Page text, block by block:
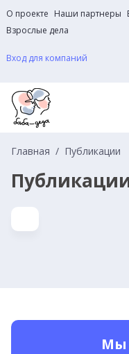
О проекте Наши партнеры
Взрослые дела
Вход для компаний
Главная Публикации
Мы